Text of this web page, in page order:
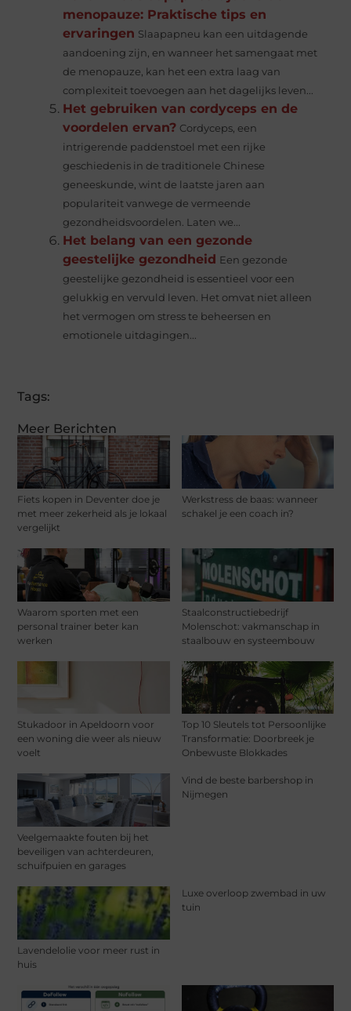
Meer Berichten
Fiets kopen in Deventer doe je
met meer zekerheid als je lokaal
vergelijkt
Werkstress de baas: wanneer
schakel je een coach in?
Waarom sporten met een
personal trainer beter kan
werken
Staalconstructiebedrijf
Molenschot: vakmanschap in
staalbouw en systeembouw
Stukadoor in Apeldoorn voor
een woning die weer als nieuw
voelt
Top 10 Sleutels tot Persoonlijke
Transformatie: Doorbreek je
Onbewuste Blokkades
Veelgemaakte fouten bij het
beveiligen van achterdeuren,
schuifpuien en garages
Vind de beste barbershop in
Nijmegen
Lavendelolie voor meer rust in
huis
Luxe overloop zwembad in uw
tuin
menopauze: Praktische tips en
ervaringen Slaapapneu kan een uitdagende
aandoening zijn, en wanneer het samengaat met
de menopauze, kan het een extra laag van
complexiteit toevoegen aan het dagelijks leven...
Het gebruiken van cordyceps en de
voordelen ervan? Cordyceps, een
intrigerende paddenstoel met een rijke
geschiedenis in de traditionele Chinese
geneeskunde, wint de laatste jaren aan
populariteit vanwege de vermeende
gezondheidsvoordelen. Laten we...
Het belang van een gezonde
geestelijke gezondheid Een gezonde
geestelijke gezondheid is essentieel voor een
gelukkig en vervuld leven. Het omvat niet alleen
het vermogen om stress te beheersen en
emotionele uitdagingen...
Tags: